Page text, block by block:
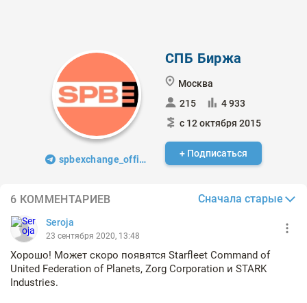
spbexchange_official
СПБ Биржа
Москва
215
4 933
с 12 октября 2015
+ Подписаться
6 КОММЕНТАРИЕВ Сначала старые
Seroja
23 сентября 2020, 13:48
Хорошо! Может скоро появятся Starfleet Command of
United Federation of Planets, Zorg Corporation и STARK
Industries.